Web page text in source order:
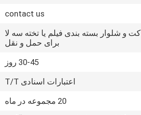
contact us
کت و شلوار بسته بندی فیلم یا تخته سه لا
برای حمل و نقل
30-45 روز
اعتبارات اسنادی T/T
20 مجموعه در ماه